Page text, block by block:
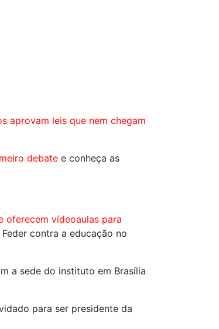
aprovam leis que nem chegam
debate e conheça as
oferecem vídeoaulas para
contra a educação no
a sede do instituto em Brasília
para ser presidente da